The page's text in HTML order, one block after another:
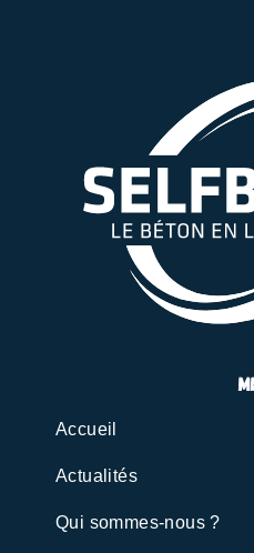
Accueil
Actualités
Qui sommes-nous ?